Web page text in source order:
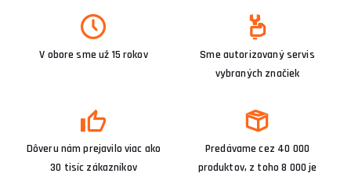
V obore sme už 15 rokov
Sme autorizovaný servis
vybraných značiek
Dôveru nám prejavilo viac ako
30 tisíc zákazníkov
Predávame cez 40 000
produktov, z toho 8 000 je